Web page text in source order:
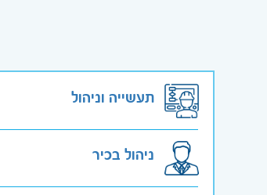
תעשייה וניהול
ניהול בכיר